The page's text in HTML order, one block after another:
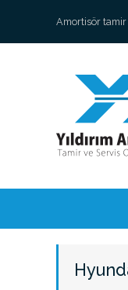
Amortisör tamir